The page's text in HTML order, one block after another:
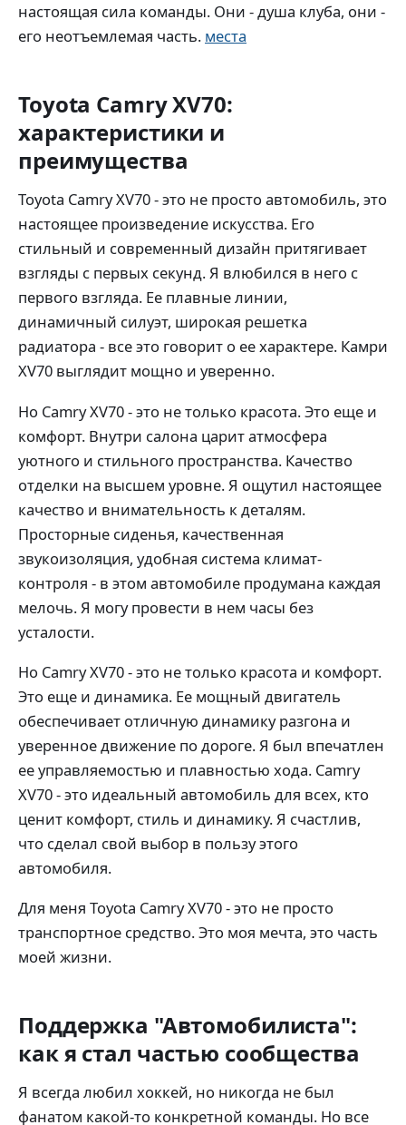
настоящая сила команды. Они - душа клуба, они -
его неотъемлемая часть. места
Toyota Camry XV70:
характеристики и
преимущества
Toyota Camry XV70 - это не просто автомобиль, это
настоящее произведение искусства. Его
стильный и современный дизайн притягивает
взгляды с первых секунд. Я влюбился в него с
первого взгляда. Ее плавные линии,
динамичный силуэт, широкая решетка
радиатора - все это говорит о ее характере. Камри
XV70 выглядит мощно и уверенно.
Но Camry XV70 - это не только красота. Это еще и
комфорт. Внутри салона царит атмосфера
уютного и стильного пространства. Качество
отделки на высшем уровне. Я ощутил настоящее
качество и внимательность к деталям.
Просторные сиденья, качественная
звукоизоляция, удобная система климат-
контроля - в этом автомобиле продумана каждая
мелочь. Я могу провести в нем часы без
усталости.
Но Camry XV70 - это не только красота и комфорт.
Это еще и динамика. Ее мощный двигатель
обеспечивает отличную динамику разгона и
уверенное движение по дороге. Я был впечатлен
ее управляемостью и плавностью хода. Camry
XV70 - это идеальный автомобиль для всех, кто
ценит комфорт, стиль и динамику. Я счастлив,
что сделал свой выбор в пользу этого
автомобиля.
Для меня Toyota Camry XV70 - это не просто
транспортное средство. Это моя мечта, это часть
моей жизни.
Поддержка "Автомобилиста":
как я стал частью сообщества
Я всегда любил хоккей, но никогда не был
фанатом какой-то конкретной команды. Но все